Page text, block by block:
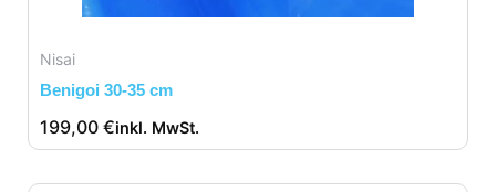
Nisai
Benigoi 30-35 cm
199,00 €inkl. MwSt.